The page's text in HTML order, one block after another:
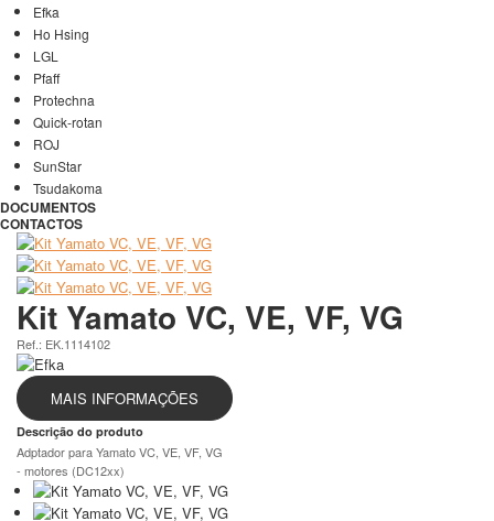
Efka
Ho Hsing
LGL
Pfaff
Protechna
Quick-rotan
ROJ
SunStar
Tsudakoma
DOCUMENTOS
CONTACTOS
Kit Yamato VC, VE, VF, VG
Ref.: EK.1114102
MAIS INFORMAÇÕES
Descrição do produto
Adptador para Yamato VC, VE, VF, VG
- motores (DC12xx)